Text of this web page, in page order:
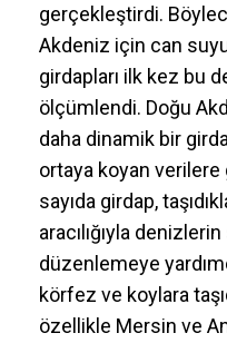
gerçekleştirdi.
Akdeniz için can
girdapları ilk kez bu
ölçümlendi. Doğu
daha dinamik bir
ortaya koyan verilere
sayıda girdap,
aracılığıyla
düzenlemeye
körfez ve koylara
özellikle Mersin ve